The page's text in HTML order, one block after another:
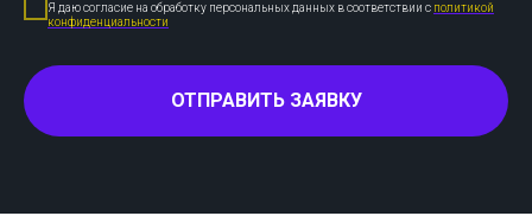
Я даю согласие на обработку персональных данных в соответствии с политикой
конфиденциальности
ОТПРАВИТЬ ЗАЯВКУ